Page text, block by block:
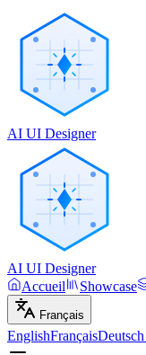
AI UI Designer
AI UI Designer
Accueil
Showcase
Français
EnglishFrançaisDeutsch